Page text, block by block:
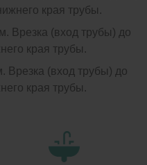
края трубы.
Врезка (вход трубы) до
края трубы.
Врезка (вход трубы) до
края трубы.